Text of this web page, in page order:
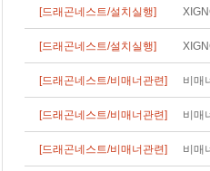
[드래곤네스트/설치실행]
[드래곤네스트/설치실행]
[드래곤네스트/비매너관련] 비매
[드래곤네스트/비매너관련] 비매
[드래곤네스트/비매너관련] 비매